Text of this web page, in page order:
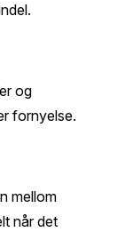
og
fornyelse.
mellom
når det